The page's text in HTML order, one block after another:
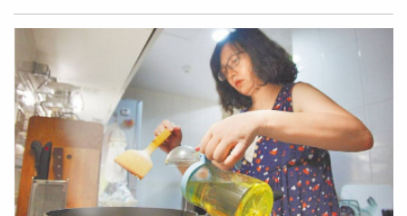
碌或畏懼不適而推遲。第二，留意身體徵兆，除定期篩檢
外，若觸摸到新硬塊、局部疼痛或乳頭異樣分泌物，應立即
就醫。第三，互相提醒身邊女性篩檢。【延伸閱讀】乳腺炎
與乳癌症狀相似？如何辨別及檢查？醫師來解析！乳癌化療
噁心、紅疹、失眠困擾？中醫輔助調理有助改善
https://www.healthnews.com.tw/readnews.php?
id=67859
能會發生雪崩。據《產經新聞》報導，該制度等同於去年8
月公布的南海海槽（Nankai Trough）地震臨時資訊中的
「巨大地震注意」，並自2022年12月開始啟用。政府呼
籲，未來1週需重新確認日常防災準備，並加強迅速避難的
相關措施。涉及該注意情報的大地震預想震源區域，包括日
本海溝與千島海溝2大區域。太平洋板塊（Pacific Plate）正
俯衝到承載日本列島的陸側板塊之下。由於俯衝過程產生的
應力累積，可能使板塊邊界錯動，或使板塊內部的斷層滑
動，從而在過去多次引發芮氏規模8級以上的大地震。根據